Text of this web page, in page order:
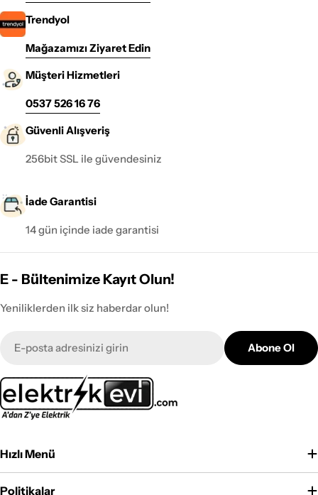
Trendyol
Mağazamızı Ziyaret Edin
Müşteri Hizmetleri
0537 526 16 76
Güvenli Alışveriş
256bit SSL ile güvendesiniz
İade Garantisi
14 gün içinde iade garantisi
Hızlı Menü
Politikalar
E - Bültenimize Kayıt Olun!
Yeniliklerden ilk siz haberdar olun!
posta
Abone Ol